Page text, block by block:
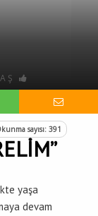
sayısı: 391
yaşa
devam